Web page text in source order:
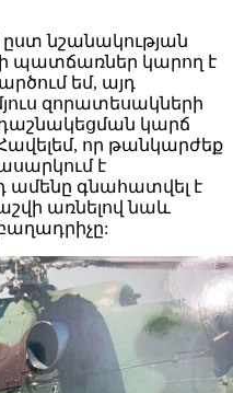
նշանակության
պատճառներ կարող է
եմ, այդ
զորատեսակների
կարճ
որ թանկարժեք
է
ամենը գնահատվել է
առնելով նաև